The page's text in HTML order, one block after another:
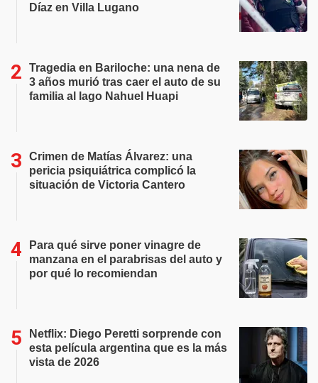
Díaz en Villa Lugano
Tragedia en Bariloche: una nena de
3 años murió tras caer el auto de su
familia al lago Nahuel Huapi
Crimen de Matías Álvarez: una
pericia psiquiátrica complicó la
situación de Victoria Cantero
Para qué sirve poner vinagre de
manzana en el parabrisas del auto y
por qué lo recomiendan
Netflix: Diego Peretti sorprende con
esta película argentina que es la más
vista de 2026